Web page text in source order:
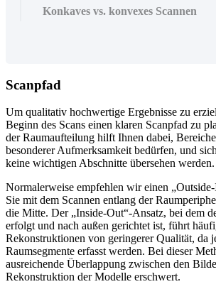
Konkaves vs. konvexes Scannen
Scanpfad
Um qualitativ hochwertige Ergebnisse zu
Beginn des Scans einen klaren Scanpfad zu
der Raumaufteilung hilft Ihnen dabei,
besonderer Aufmerksamkeit bedürfen, und
keine wichtigen Abschnitte übersehen werden.
Normalerweise empfehlen wir einen
Sie mit dem Scannen entlang der
die Mitte. Der „Inside-Out“-Ansatz, bei dem
erfolgt und nach außen gerichtet ist, führt
Rekonstruktionen von geringerer Qualität, da
Raumsegmente erfasst werden. Bei dieser
ausreichende Überlappung zwischen den
Rekonstruktion der Modelle erschwert.